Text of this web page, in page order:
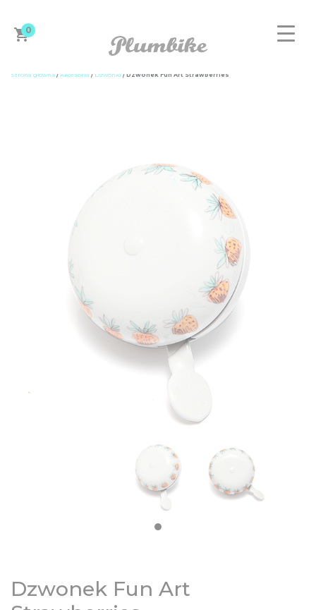
0
ZAPROJEKTUJ ROWER
MĘSKIE
INFO
Strona główna / Akcesoria / Dzwonki / Dzwonek Fun Art Strawberries
Dzwonek Fun Art